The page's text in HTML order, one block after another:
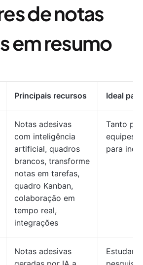
de notas
em resumo
Principais recursos Ideal para
Notas adesivas
com inteligência
artificial, quadros
brancos, transforme
notas em tarefas,
quadro Kanban,
colaboração em
tempo real,
integrações
Tanto
equipes
para
Notas adesivas